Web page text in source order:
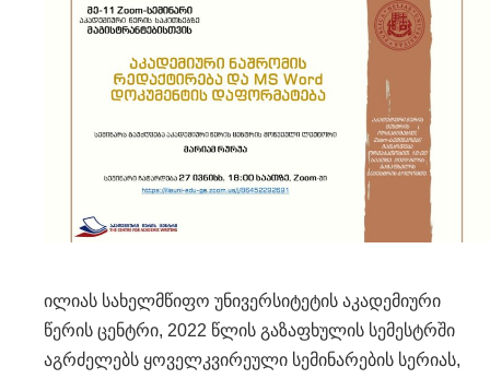
ილიას სახელმწიფო უნივერსიტეტის აკადემიური
წერის ცენტრი, 2022 წლის გაზაფხულის სემესტრში
აგრძელებს ყოველკვირეული სემინარების სერიას,